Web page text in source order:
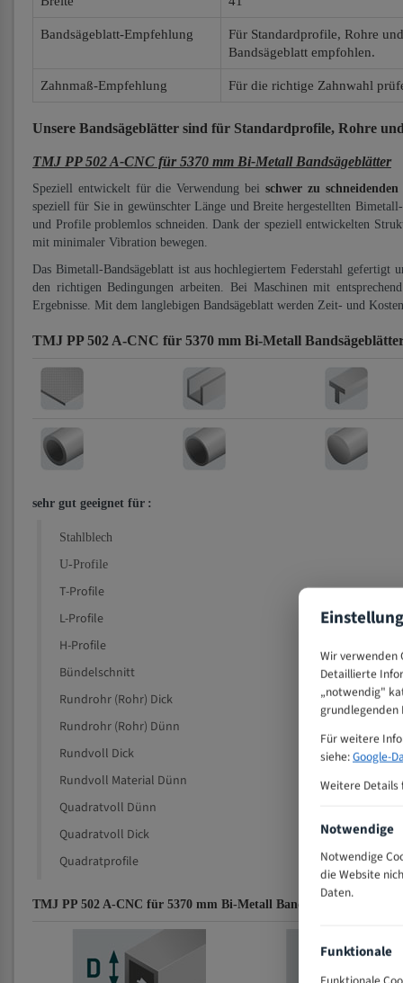
Bandsägeblatt-Empfehlung
Für Standardprofile, Rohre
Bandsägeblatt empfohlen.
Zahnmaß-Empfehlung Für die richtige Zahnwahl
Unsere Bandsägeblätter sind für Standardprofile, Rohre
TMJ PP 502 A-CNC für 5370 mm Bi-Metall Bandsägeblätter
Speziell entwickelt für die Verwendung bei schwer zu
speziell für Sie in gewünschter Länge und Breite hergestellten
und Profile problemlos schneiden. Dank der speziell entwickelten
mit minimaler Vibration bewegen.
Das Bimetall-Bandsägeblatt ist aus hochlegiertem Federstahl
den richtigen Bedingungen arbeiten. Bei Maschinen mit
Ergebnisse. Mit dem langlebigen Bandsägeblatt werden Zeit- und
TMJ PP 502 A-CNC für 5370 mm Bi-Metall
sehr gut geeignet für :
Stahlblech
U-Profile
T-Profile
L-Profile
H-Profile
Bündelschnitt
Rundrohr (Rohr) Dick
Rundrohr (Rohr) Dünn
Rundvoll Dick
Rundvoll Material Dünn
Quadratvoll Dünn
Quadratvoll Dick
Quadratprofile
TMJ PP 502 A-CNC für 5370 mm Bi-Metall Bandsägeblätter
Wir verwenden
Detaillierte
„notwendig"
grundlegenden
Für weitere
siehe:Google-
Weitere Details
Notwendige
Notwendige
die Website
Daten.
Funktionale